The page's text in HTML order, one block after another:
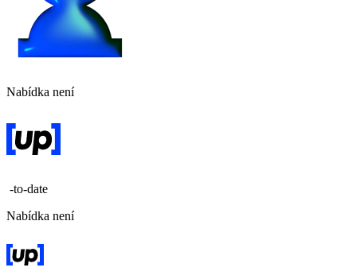
Nabídka není
-to-date
Nabídka není